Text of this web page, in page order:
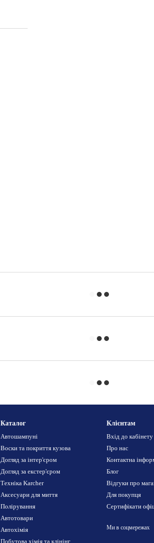
Каталог
Автошампуні
Воски та покриття кузова
Догляд за інтер'єром
Догляд за екстер'єром
Техніка Karcher
Аксесуари для миття
Полірування
Автотовари
Автохімія
Побутова хімія та клінінг
Клієнтам
Вхід до кабінету
Про нас
Контактна
Блог
Відгуки про
Для покупця
Сертифікати
Ми в соцмережах